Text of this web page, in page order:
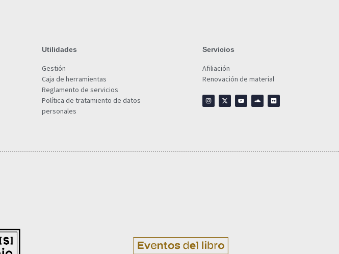
Utilidades
Gestión
Caja de herramientas
Reglamento de servicios
Política de tratamiento de datos
personales
Servicios
Afiliación
Renovación de material